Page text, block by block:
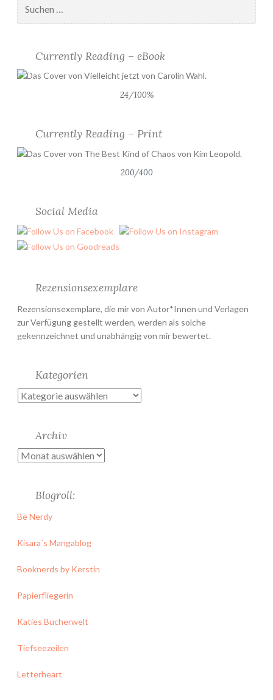
nach:
Currently Reading – eBook
24/100%
Currently Reading – Print
200/400
Social Media
Rezensionsexemplare
Rezensionsexemplare, die mir von Autor*Innen und Verlagen
zur Verfügung gestellt werden, werden als solche
gekennzeichnet und unabhängig von mir bewertet.
Kategorien
Kategorien
Archiv
Archiv
Blogroll:
Be Nerdy
Kisara´s Mangablog
Booknerds by Kerstin
Papierfliegerin
Katies Bücherwelt
Tiefseezeilen
Letterheart